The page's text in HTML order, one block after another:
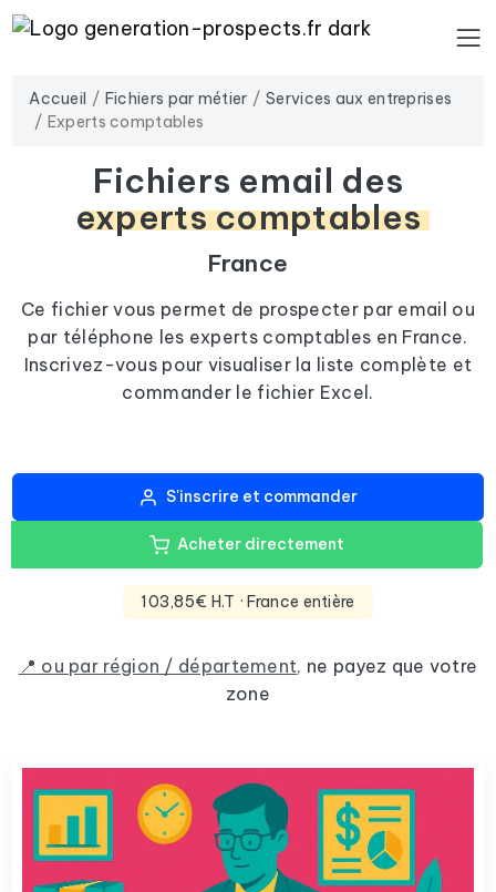
Accueil Fichiers par métier
Services aux entreprises
Experts comptables
Fichiers email des
experts comptables
France
Ce fichier vous permet de prospecter par email ou
par téléphone les experts comptables en France.
Inscrivez-vous pour visualiser la liste complète et
commander le fichier Excel.
S'inscrire et commander
Acheter directement
103,85€ H.T · France entière
📍 ou par région / département, ne payez que votre
zone